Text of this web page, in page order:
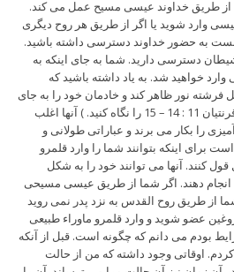
طریق خداوند عیسی مسیح عمل می کند.
وارد شوید یا اگر از طریق هر روح دیگری
به حضور خداوند دسترسی داشته باشید.
دسترسی دارید. شما به جای اینکه به
وارد خواهید شد. به یاد داشته باشید که
نور ظاهر کند و خادمان خود را به جای
خادمان پارسایی بنمایاند.( دوم قرنتیان 11 : 14 – 15 را نگاه کنید. ) آنها اغلب
را بکار می برند و عباراتی طولانی و
برای اینکه بتوانند شما را وارد قلمرو
قول کنند. آنها می توانند خود را به شکل
انجام دهند. اگر شما از طریق عیسی مسیحی
از طریق روح القدس به نزد پدر نمی روید
عضو شوید و وارد قلمرو ماوراء طبیعی
بودم می دانم که چگونه است. قبل از آنکه
اوقاتی وجود داشته که من از حالت